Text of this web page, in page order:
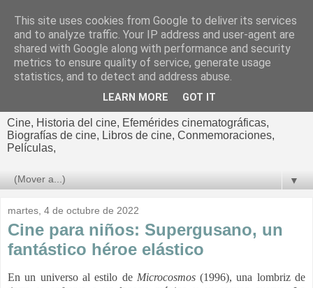
El cultural
cinematográfico de Jorge
Cine, Historia del cine, Efemérides cinematográficas,
Biografías de cine, Libros de cine, Conmemoraciones,
Películas,
▼
martes, 4 de octubre de 2022
Cine para niños: Supergusano, un
fantástico héroe elástico
En un universo al estilo de Microcosmos(1996), una lombriz de
This site uses cookies from Google to deliver its services
and to analyze traffic. Your IP address and user-agent are
shared with Google along with performance and security
metrics to ensure quality of service, generate usage
statistics, and to detect and address abuse.
LEARN MORE GOT IT